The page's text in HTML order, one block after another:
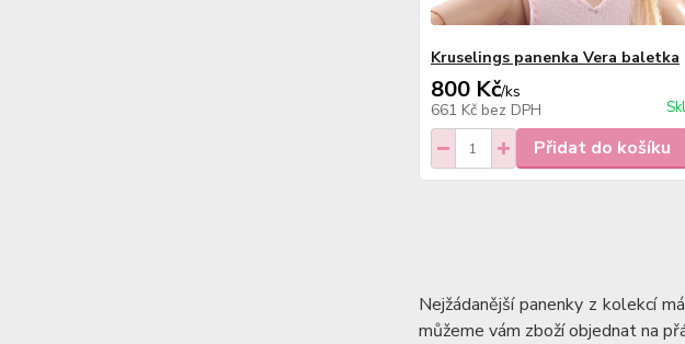
Kruselings panenka Vera baletka
800 Kč/ks
661 Kč bez DPH
Přidat do košíku
Nejžádanější panenky z kolekcí
můžeme vám zboží objednat na